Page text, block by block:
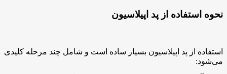
نحوه استفاده از پد اپیلاسیون
استفاده از پد اپیلاسیون بسیار ساده است و شامل چند مرحله کلیدی
می‌شود: